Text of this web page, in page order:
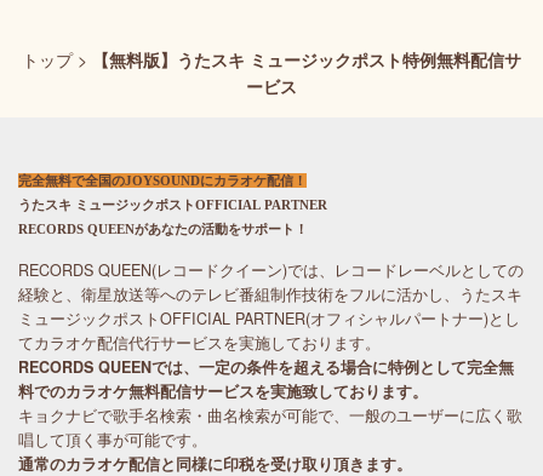
トップ >
【無料版】うたスキ ミュージックポスト特例無料配信サ
ービス
完全無料で全国のJOYSOUNDにカラオケ配信！
うたスキ ミュージックポストOFFICIAL PARTNER
RECORDS QUEENがあなたの活動をサポート！
RECORDS QUEEN(レコードクイーン)では、レコードレーベルとしての
経験と、衛星放送等へのテレビ番組制作技術をフルに活かし、うたスキ
ミュージックポストOFFICIAL PARTNER(オフィシャルパートナー)とし
てカラオケ配信代行サービスを実施しております。
RECORDS QUEENでは、一定の条件を超える場合に特例として完全無
料でのカラオケ無料配信サービスを実施致しております。
キョクナビで歌手名検索・曲名検索が可能で、一般のユーザーに広く歌
唱して頂く事が可能です。
通常のカラオケ配信と同様に印税を受け取り頂きます。